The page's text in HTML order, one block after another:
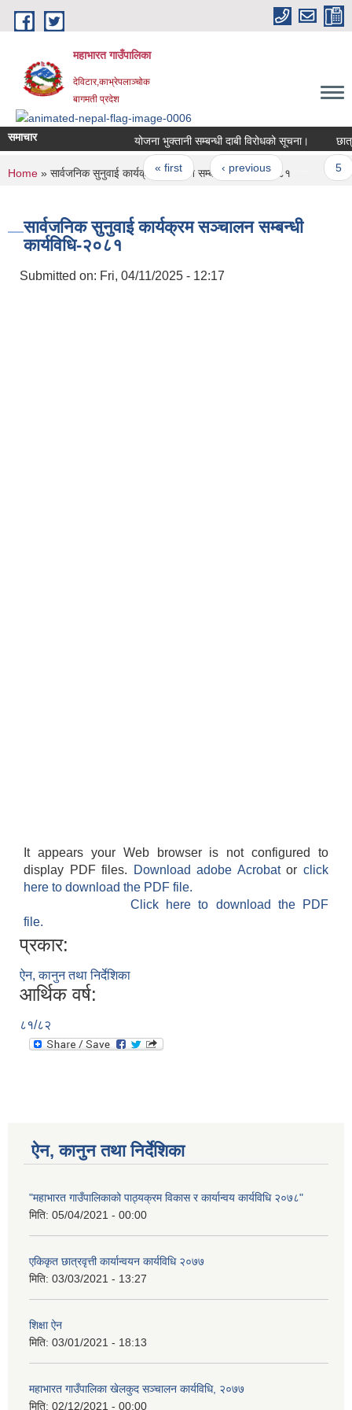
Skip to main content
महाभारत गाउँपालिका
देविटार,काभ्रेपलाञ्चोक
बागमती प्रदेश
समाचार योजना भुक्तानी सम्बन्धी दाबी विरोधको सूचना।
Pages
« first ‹ previous 5
You are here
Home » सार्वजनिक सुनुवाई कार्यक्रम सञ्चालन सम्बन्धी कार्यविधि-२०८१
सार्वजनिक सुनुवाई कार्यक्रम सञ्चालन सम्बन्धी
कार्यविधि-२०८१
Submitted on: Fri, 04/11/2025 - 12:17
It appears your Web browser is not configured to
display PDF files.
Download adobe Acrobatorclick
here to download the PDF file.
Click here to download the PDF
file.
प्रकार:
ऐन, कानुन तथा निर्देशिका
आर्थिक वर्ष:
८१/८२
ऐन, कानुन तथा निर्देशिका
"महाभारत गाउँपालिकाको पाठ्यक्रम विकास र कार्यान्वय कार्यविधि २०७८"
मिति: 05/04/2021 - 00:00
एकिकृत छात्रवृत्ती कार्यान्वयन कार्यविधि २०७७
मिति: 03/03/2021 - 13:27
शिक्षा ऐन
मिति: 03/01/2021 - 18:13
महाभारत गाउँपालिका खेलकुद सञ्चालन कार्यविधि, २०७७
मिति: 02/12/2021 - 00:00